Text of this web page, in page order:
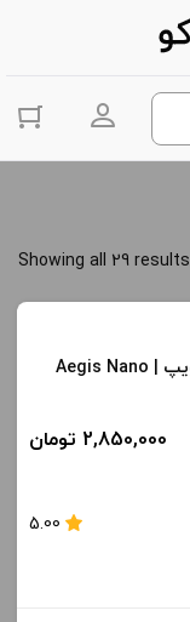
ورود به
Showing all 29 results
پاد ماد ایجیس نانو گیک ویپ | Aegis Nano
2,850,000 تومان
5.00